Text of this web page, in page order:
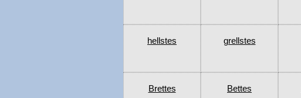
hellstes grellstes
Brettes Bettes